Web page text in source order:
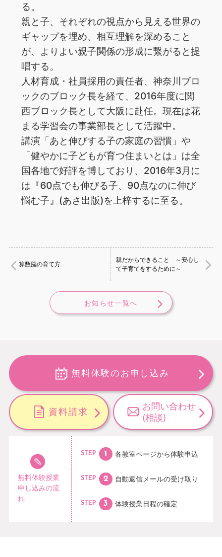
る。
親と子、それぞれの視点から見える世界の
ギャップを埋め、相互理解を深めること
が、よりよい親子関係の形成に繋がると提
唱する。
人材育成・社員採用の責任者、神奈川ブロ
ックのブロック長を経て、2016年度に関
西ブロック長として大阪に赴任。現在は花
まる学習会の事業部長として活躍中。
講演「あと伸びする子の家庭の習慣」や
「健やかに子どもが育つ住まいとは」は全
国各地で好評を博しており、2016年3月に
は『60点でも伸びる子、90点なのに伸び
悩む子』(あさ出版)を上梓するに至る。
算数脳の育て方
親だからできること ～安心し
て子育てをするために～
お知らせ一覧へ
無料体験のお申し込み
資料請求
お問い合わせ
(相談)
無料体験授業
申し込みの流
れ
STEP 各教室ページから体験申込
STEP 自動返信メールの受け取り
STEP 体験授業日程の確定